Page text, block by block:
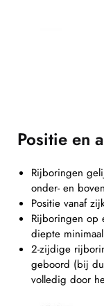
Positie en
Rijboringen
onder- en
Positie vanaf
Rijboringen op
diepte
2-zijdige
geboord (bij
volledig door